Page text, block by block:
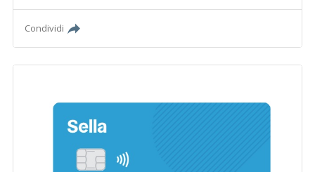
Condividi